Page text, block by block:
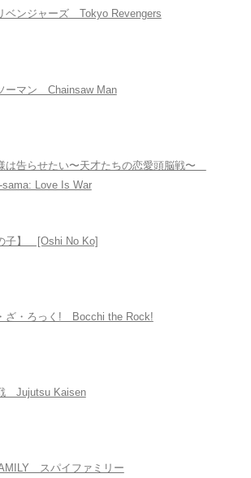
ベンジャーズ Tokyo Revengers
ーマン Chainsaw Man
は告らせたい〜天才たちの恋愛頭脳戦〜
sama: Love Is War
子】 [Oshi No Ko]
ざ・ろっく! Bocchi the Rock!
Jujutsu Kaisen
スパイファミリー